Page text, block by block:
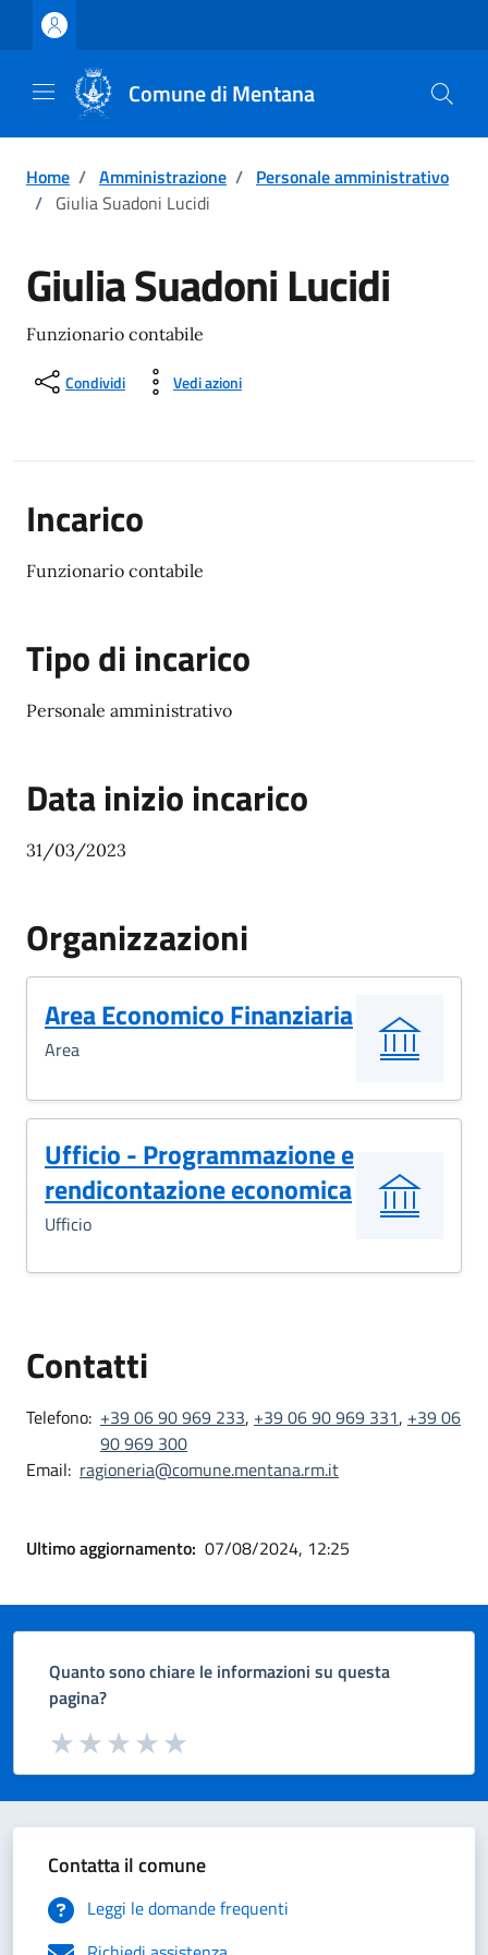
Vai ai contenuti
Vai al footer
Comune di Mentana
Home / Amministrazione / Personale amministrativo
/ Giulia Suadoni Lucidi
Giulia Suadoni Lucidi
Funzionario contabile
Condividi Vedi azioni
Incarico
Funzionario contabile
Tipo di incarico
Personale amministrativo
Data inizio incarico
31/03/2023
Organizzazioni
Area Economico Finanziaria
Area
Ufficio - Programmazione e
rendicontazione economica
Ufficio
Contatti
Telefono: +39 06 90 969 233, +39 06 90 969 331, +39 06
90 969 300
Email: ragioneria@comune.mentana.rm.it
Ultimo aggiornamento: 07/08/2024, 12:25
Quanto sono chiare le informazioni su questa
pagina?
Valuta da 1 a 5 stelle la pagina
Valuta 5 stelle su 5
Valuta 4 stelle su 5
Valuta 3 stelle su 5
Valuta 2 stelle su 5
Valuta 1 stelle su 5
Contatta il comune
Leggi le domande frequenti